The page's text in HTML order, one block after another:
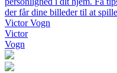
der får dine billeder til at
Victor Vogn
Victor
Vogn